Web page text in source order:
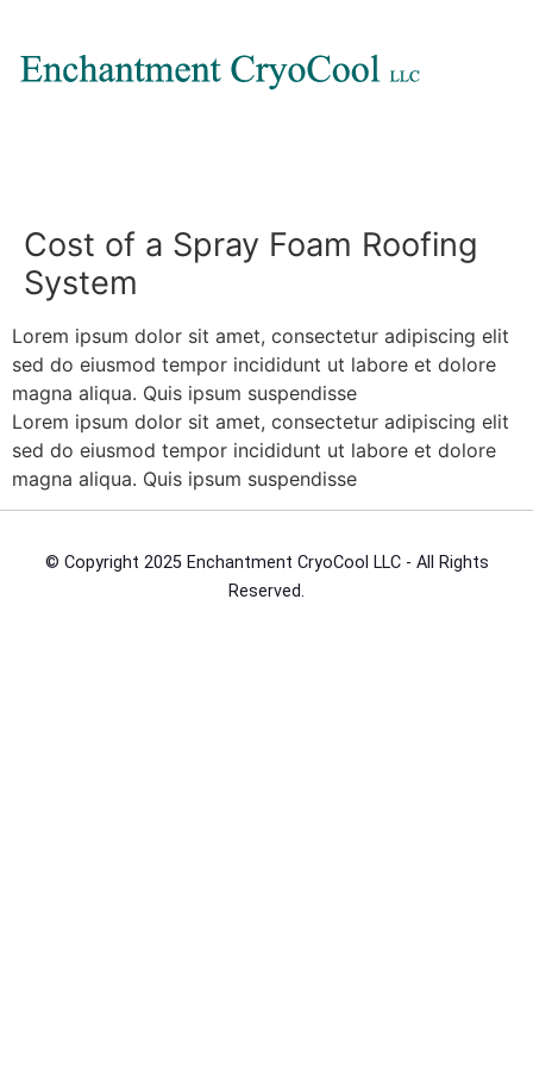
Cost of a Spray Foam Roofing
System
Lorem ipsum dolor sit amet, consectetur adipiscing elit
sed do eiusmod tempor incididunt ut labore et dolore
magna aliqua. Quis ipsum suspendisse
Lorem ipsum dolor sit amet, consectetur adipiscing elit
sed do eiusmod tempor incididunt ut labore et dolore
magna aliqua. Quis ipsum suspendisse
© Copyright 2025 Enchantment CryoCool LLC - All Rights
Reserved.